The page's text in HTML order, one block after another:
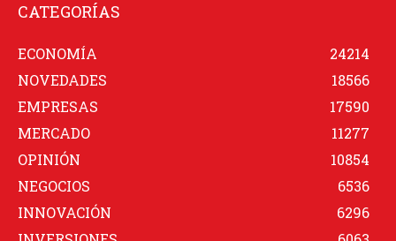
CATEGORÍAS
ECONOMÍA
24214
NOVEDADES
18566
EMPRESAS
17590
MERCADO
11277
OPINIÓN
10854
NEGOCIOS
6536
INNOVACIÓN
6296